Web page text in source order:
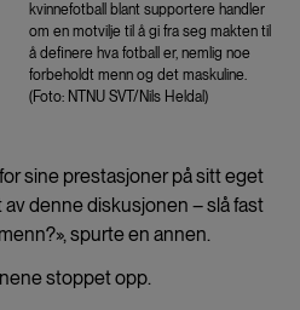
kvinnefotball blant supportere handler
om en motvilje til å gi fra seg makten til
å definere hva fotball er, nemlig noe
forbeholdt menn og det maskuline.
(Foto: NTNU SVT/Nils Heldal)
sine prestasjoner på sitt eget
av denne diskusjonen – slå fast
spurte en annen.
stoppet opp.